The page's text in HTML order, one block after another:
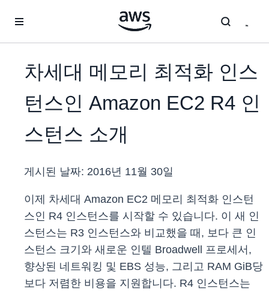
차세대 메모리 최적화 인스
턴스인 Amazon EC2 R4 인
스턴스 소개
게시된 날짜: 2016년 11월 30일
이제 차세대 Amazon EC2 메모리 최적화 인스턴
스인 R4 인스턴스를 시작할 수 있습니다. 이 새 인
스턴스는 R3 인스턴스와 비교했을 때, 보다 큰 인
스턴스 크기와 새로운 인텔 Broadwell 프로세서,
향상된 네트워킹 및 EBS 성능, 그리고 RAM GiB당
보다 저렴한 비용을 지원합니다. R4 인스턴스는